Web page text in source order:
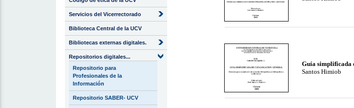
Servicios del Vicerrectorado
Biblioteca Central de la UCV
Bibliotecas externas digitales.
Repositorios digitales...
Repositorio para
Profesionales de la
Información
Repositorio SABER- UCV